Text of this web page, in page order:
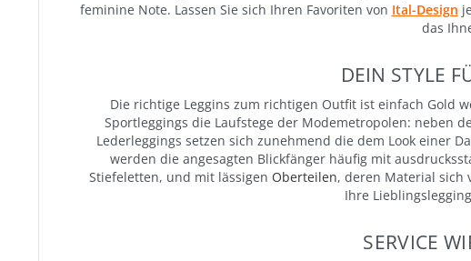
feminine Note. Lassen Sie sich Ihren Favoriten von Ital-Design
das
DEIN STYLE
Die richtige Leggins zum richtigen Outfit ist einfach Gold
Sportleggings die Laufstege der Modemetropolen: neben
Lederleggings setzen sich zunehmend die dem Look einer
werden die angesagten Blickfänger häufig mit
Stiefeletten, und mit lässigen Oberteilen, deren Material sich
Ihre
SERVICE